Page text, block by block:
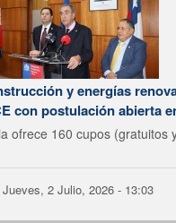
y energías
con postulación abierta
ofrece 160 cupos (gratuitos
Jueves, 2 Julio, 2026 - 13:03